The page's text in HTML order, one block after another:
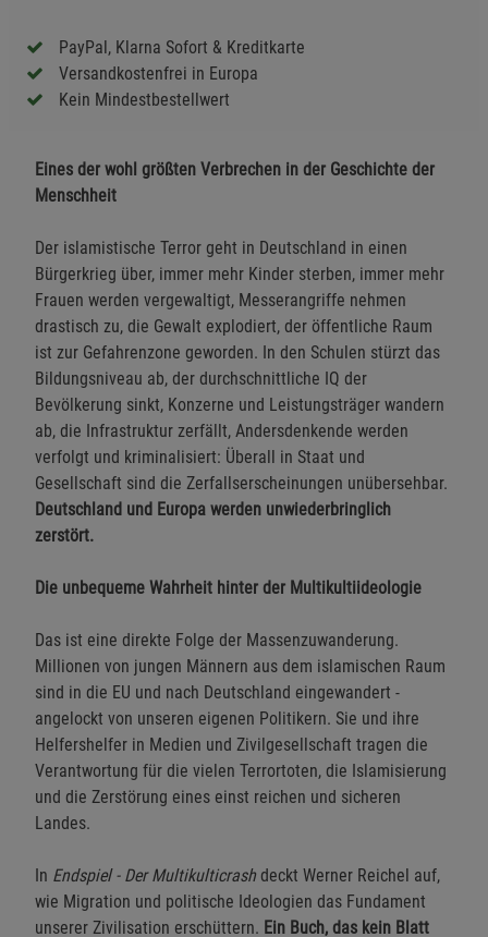
PayPal, Klarna Sofort & Kreditkarte
Versandkostenfrei in Europa
Kein Mindestbestellwert
Eines der wohl größten Verbrechen in der Geschichte der
Menschheit
Der islamistische Terror geht in Deutschland in einen
Bürgerkrieg über, immer mehr Kinder sterben, immer mehr
Frauen werden vergewaltigt, Messerangriffe nehmen
drastisch zu, die Gewalt explodiert, der öffentliche Raum
ist zur Gefahrenzone geworden. In den Schulen stürzt das
Bildungsniveau ab, der durchschnittliche IQ der
Bevölkerung sinkt, Konzerne und Leistungsträger wandern
ab, die Infrastruktur zerfällt, Andersdenkende werden
verfolgt und kriminalisiert: Überall in Staat und
Gesellschaft sind die Zerfallserscheinungen unübersehbar.
Deutschland und Europa werden unwiederbringlich
zerstört.
Die unbequeme Wahrheit hinter der Multikultiideologie
Das ist eine direkte Folge der Massenzuwanderung.
Millionen von jungen Männern aus dem islamischen Raum
sind in die EU und nach Deutschland eingewandert -
angelockt von unseren eigenen Politikern. Sie und ihre
Helfershelfer in Medien und Zivilgesellschaft tragen die
Verantwortung für die vielen Terrortoten, die Islamisierung
und die Zerstörung eines einst reichen und sicheren
Landes.
In Endspiel - Der Multikulticrash deckt Werner Reichel auf,
wie Migration und politische Ideologien das Fundament
unserer Zivilisation erschüttern. Ein Buch, das kein Blatt